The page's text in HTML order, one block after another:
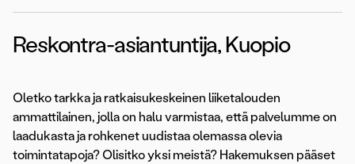
Reskontra-asiantuntija, Kuopio
Oletko tarkka ja ratkaisukeskeinen liiketalouden
ammattilainen, jolla on halu varmistaa, että palvelumme on
laadukasta ja rohkenet uudistaa olemassa olevia
toimintatapoja? Olisitko yksi meistä? Hakemuksen pääset